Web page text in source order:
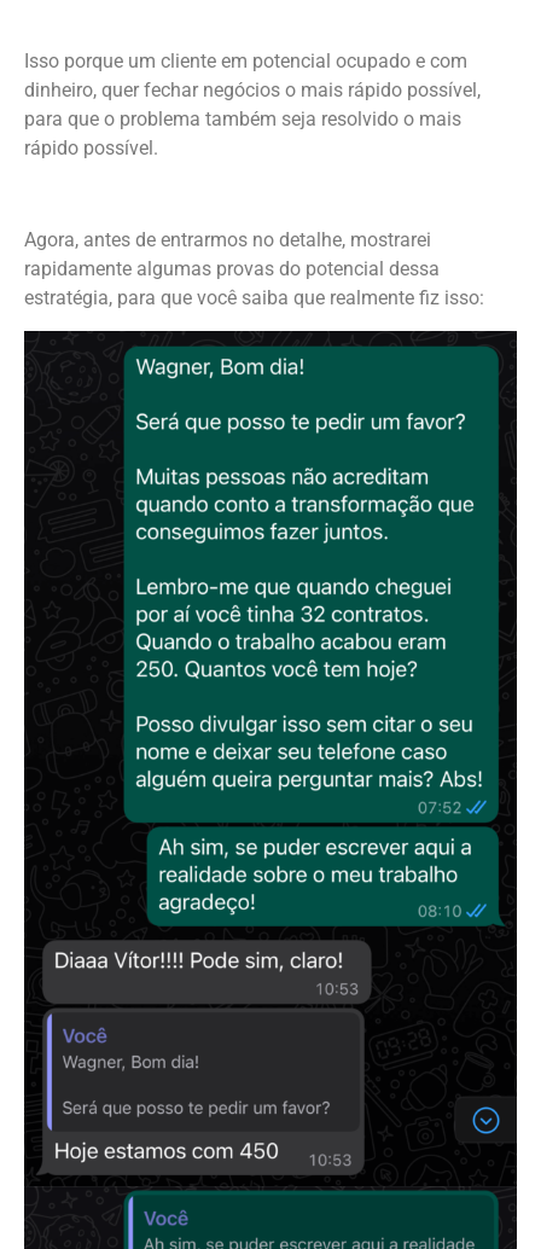
Isso porque um cliente em potencial ocupado e com
dinheiro, quer fechar negócios o mais rápido possível,
para que o problema também seja resolvido o mais
rápido possível.
Agora, antes de entrarmos no detalhe, mostrarei
rapidamente algumas provas do potencial dessa
estratégia, para que você saiba que realmente fiz isso: